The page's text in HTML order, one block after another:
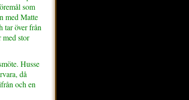
som
med Matte
tar över från
med stor
Husse
då
och en